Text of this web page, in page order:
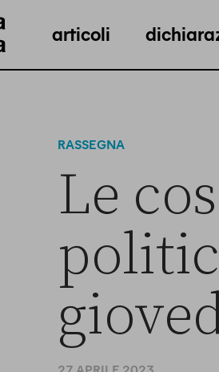
articoli
RASSEGNA
Le